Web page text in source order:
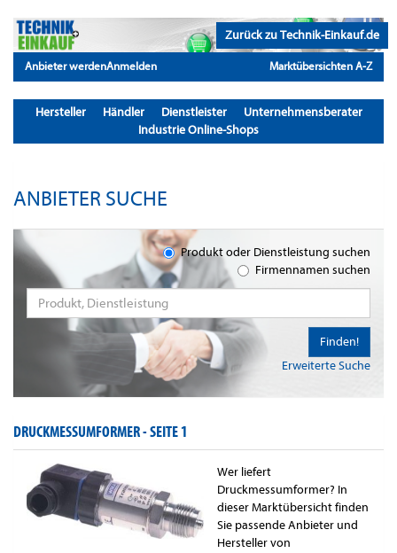
Zurück zu Technik-Einkauf.de
Anbieter werdenAnmelden Marktübersichten A-Z
Hersteller Händler Dienstleister
Unternehmensberater
Industrie Online-Shops
ANBIETER SUCHE
Produkt oder Dienstleistung suchen
Firmennamen suchen
Erweiterte Suche
Finden!
DRUCKMESSUMFORMER -SEITE 1
Wer liefert
Druckmessumformer? In
dieser Marktübersicht finden
Sie passende Anbieter und
Hersteller von